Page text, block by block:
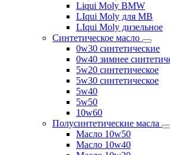
Liqui Moly BMW
LIqui Moly для MB
LIqui Moly дизельное
Синтетическое масло
0w30 синтетические
0w40 зимнее
5w20 синтетическое
5w30 синтетическое
5w40
5w50
10w60
Полусинтетические масла
Масло 10w50
Масло 10w40